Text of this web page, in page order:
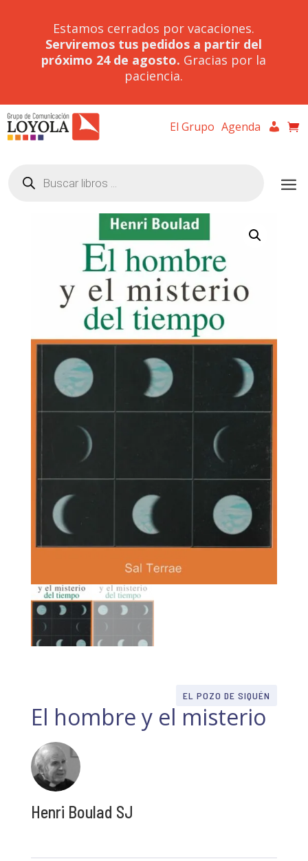
Estamos cerrados por vacaciones.
Serviremos tus pedidos a partir del
próximo 24 de agosto. Gracias por la
paciencia.
El Grupo Agenda
productos
EL POZO DE SIQUÉN
El hombre y el misterio
Henri Boulad SJ